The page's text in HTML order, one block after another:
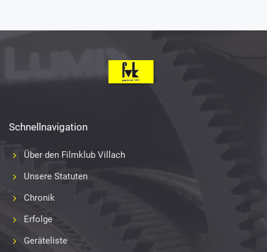
Schnellnavigation
Über den Filmklub Villach
Unsere Statuten
Chronik
Erfolge
Geräteliste